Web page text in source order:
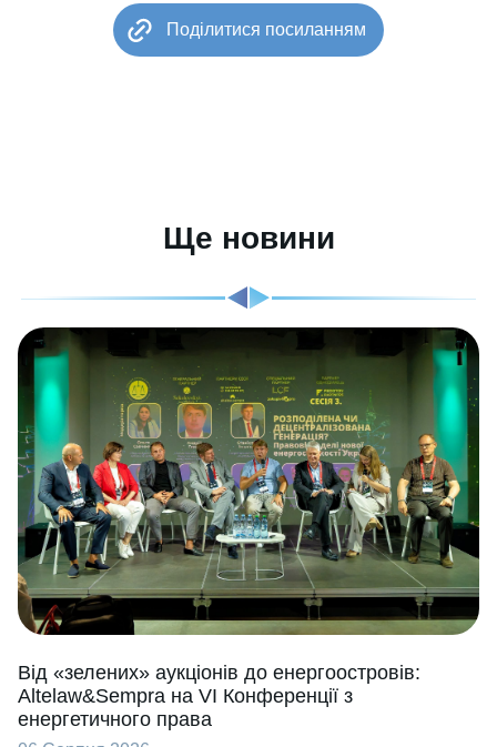
Поділитися посиланням
Ще новини
Від «зелених» аукціонів до енергоостровів:
Altelaw&Sempra на VI Конференції з
енергетичного права